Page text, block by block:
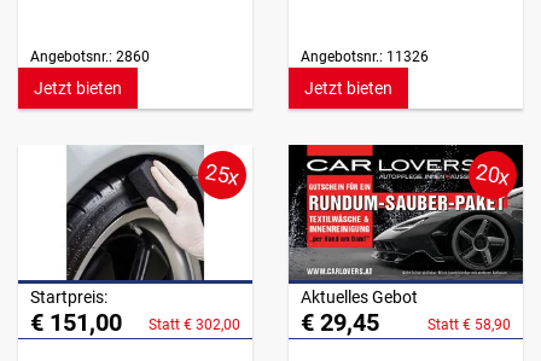
Angebotsnr.: 2860
Jetzt bieten
Angebotsnr.: 11326
Jetzt bieten
25x
Startpreis:
€ 151,00 Statt € 302,00
20x
Aktuelles Gebot
€ 29,45 Statt € 58,90